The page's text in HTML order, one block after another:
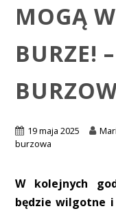
MOGĄ
BURZE!
19 maja 2025
burzowa
W kolejnych
będzie wilgotne i